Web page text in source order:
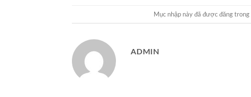
Mục nhập này đã được đăng trong
ADMIN